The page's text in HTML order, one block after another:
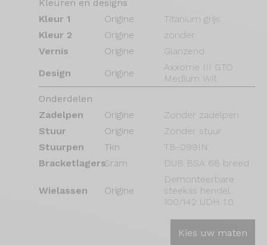
Kleuren en designs
Kleur 1
Origine
Titanium grijs
Kleur 2
Origine
zonder
Vernis
Origine
Glanzend
Design
Origine
Axxome III GTO
Medium Wit
Onderdelen
Zadelpen
Origine
Zonder zadelpen
Stuur
Origine
Zonder stuur
Stuurpen
Tkn
TB-099IN
BracketlagersSram DUB BSA 68 breed
Wielassen Origine
Demonteerbare
steekas hendel
100/142 UDH 1.0
Kies uw maten